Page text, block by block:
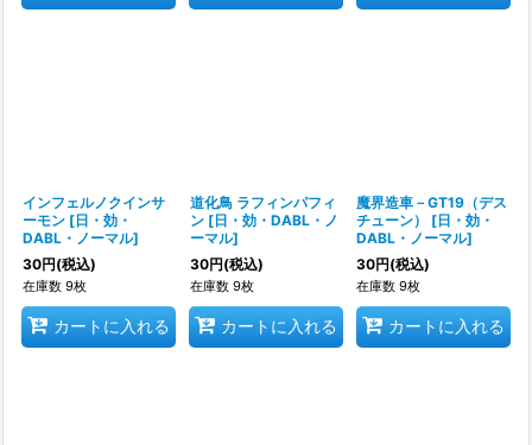
インフェルノクインサ
ーモン [日・効・
DABL・ノーマル]
30円(税込)
在庫数 9枚
カートに入れる
道化鳥 ラフィンパフィ
ン [日・効・DABL・ノ
ーマル]
30円(税込)
在庫数 9枚
カートに入れる
魔界造車－GT19（デス
チューン）
[日・効・
DABL・ノーマル]
30円(税込)
在庫数 9枚
カートに入れる